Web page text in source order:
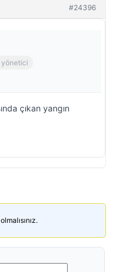
#24396
yönetici
çıkan yangın